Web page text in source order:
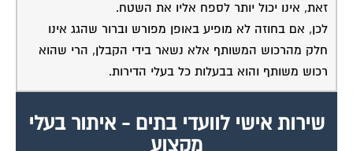
לכן, אם בחוזה לא מופיע באופן מפורש וברור שהגג אינו
חלק מהרכוש המשותף אלא נשאר בידי הקבלן, הרי שהוא
רכוש משותף והוא בבעלות כל בעלי הדירות.
מקצוע